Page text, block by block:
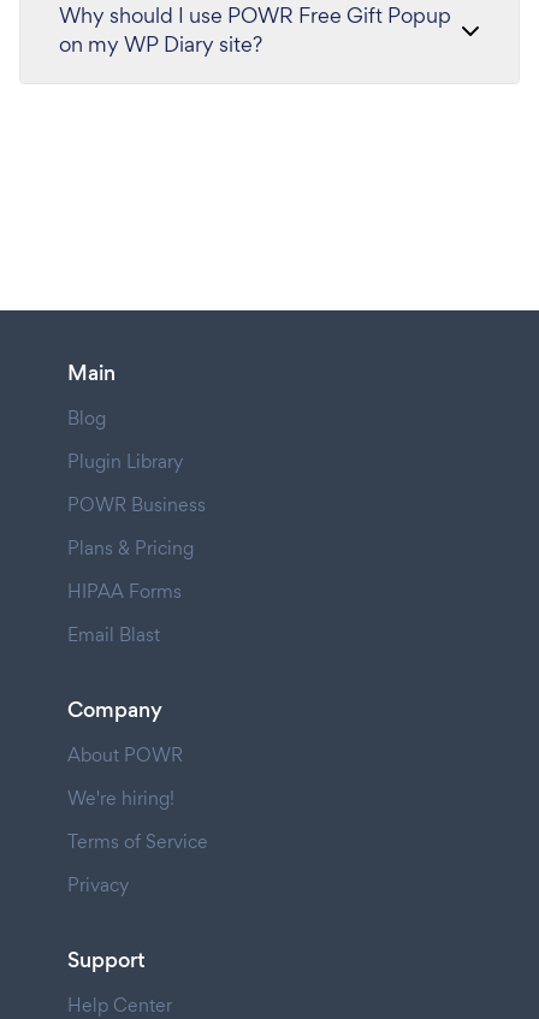
Why should I use POWR Free Gift Popup
on my WP Diary site?
Main
Blog
Plugin Library
POWR Business
Plans & Pricing
HIPAA Forms
Email Blast
Company
About POWR
We're hiring!
Terms of Service
Privacy
Support
Help Center